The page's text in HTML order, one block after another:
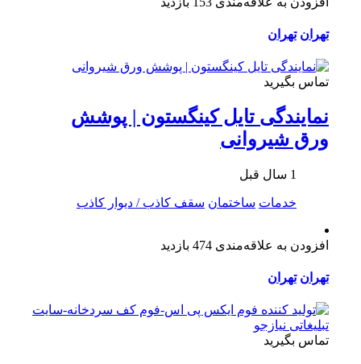
تهران تهران
تماس بگیرید
نمایندگی تایل کینگستون | پوشش
ورق شیروانی
1 سال قبل
خدمات ساختمان سقف کاذب / دیوار کاذب
افزودن به علاقه‌مندی 474 بازدید
تهران تهران
تماس بگیرید